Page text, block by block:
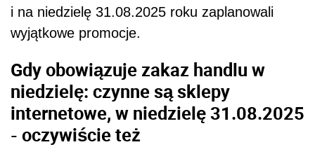
i na niedzielę 31.08.2025 roku zaplanowali
wyjątkowe promocje.
Gdy obowiązuje zakaz handlu w
niedzielę: czynne są sklepy
internetowe, w niedzielę 31.08.2025
- oczywiście też